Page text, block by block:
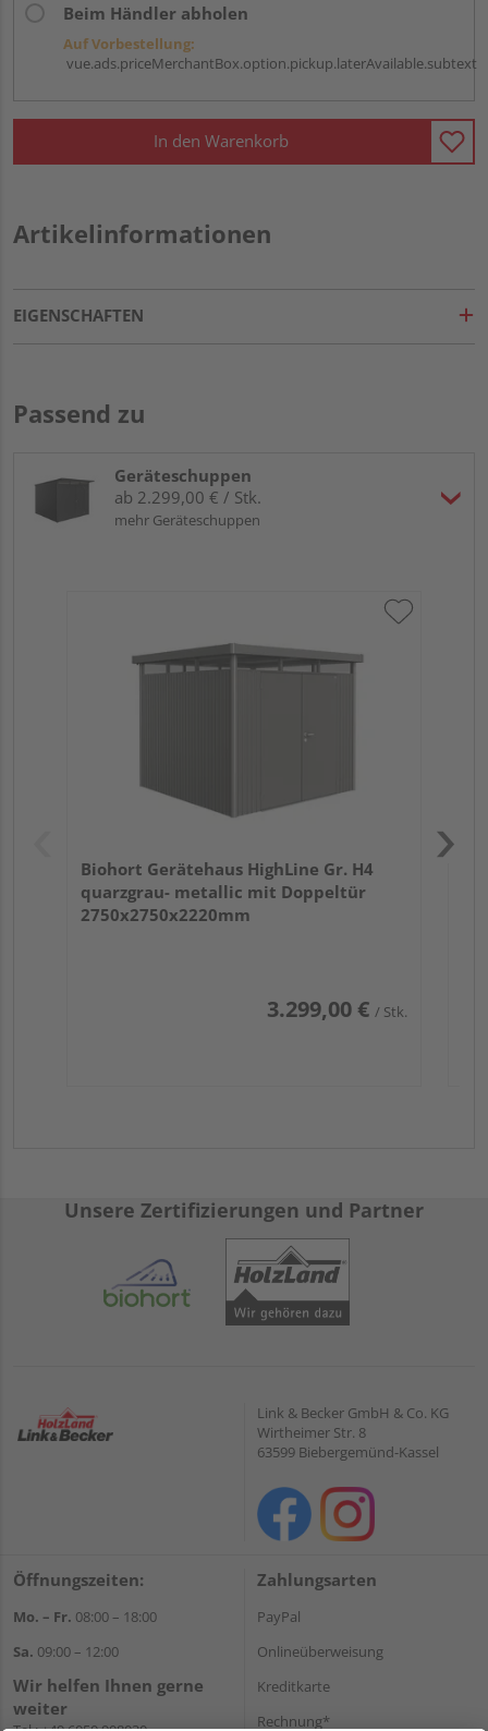
Beim Händler abholen
Auf Vorbestellung:
vue.ads.priceMerchantBox.option.pickup.laterAvailable.subtext
In den Warenkorb
Artikelinformationen
EIGENSCHAFTEN
Passend zu
Geräteschuppen
ab 2.299,00 € / Stk.
mehr Geräteschuppen
Biohort Gerätehaus HighLine Gr. H4
quarzgrau- metallic mit Doppeltür
2750x2750x2220mm
3.299,00 € / Stk.
Unsere Zertifizierungen und Partner
Link & Becker GmbH & Co. KG
Wirtheimer Str. 8
63599 Biebergemünd-Kassel
Öffnungszeiten:
Mo. – Fr. 08:00 – 18:00
Sa. 09:00 – 12:00
Wir helfen Ihnen gerne
weiter
Zahlungsarten
PayPal
Onlineüberweisung
Kreditkarte
Rechnung*